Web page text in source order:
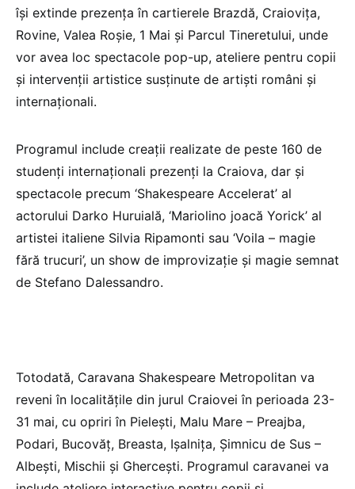
îşi extinde prezenţa în cartierele Brazdă, Craioviţa,
Rovine, Valea Roşie, 1 Mai şi Parcul Tineretului, unde
vor avea loc spectacole pop-up, ateliere pentru copii
şi intervenţii artistice susţinute de artişti români şi
internaţionali.
Programul include creaţii realizate de peste 160 de
studenţi internaţionali prezenţi la Craiova, dar şi
spectacole precum ‘Shakespeare Accelerat’ al
actorului Darko Huruială, ‘Mariolino joacă Yorick’ al
artistei italiene Silvia Ripamonti sau ‘Voila – magie
fără trucuri’, un show de improvizaţie şi magie semnat
de Stefano Dalessandro.
Totodată, Caravana Shakespeare Metropolitan va
reveni în localităţile din jurul Craiovei în perioada 23-
31 mai, cu opriri în Pieleşti, Malu Mare – Preajba,
Podari, Bucovăţ, Breasta, Işalniţa, Şimnicu de Sus –
Albeşti, Mischii şi Gherceşti. Programul caravanei va